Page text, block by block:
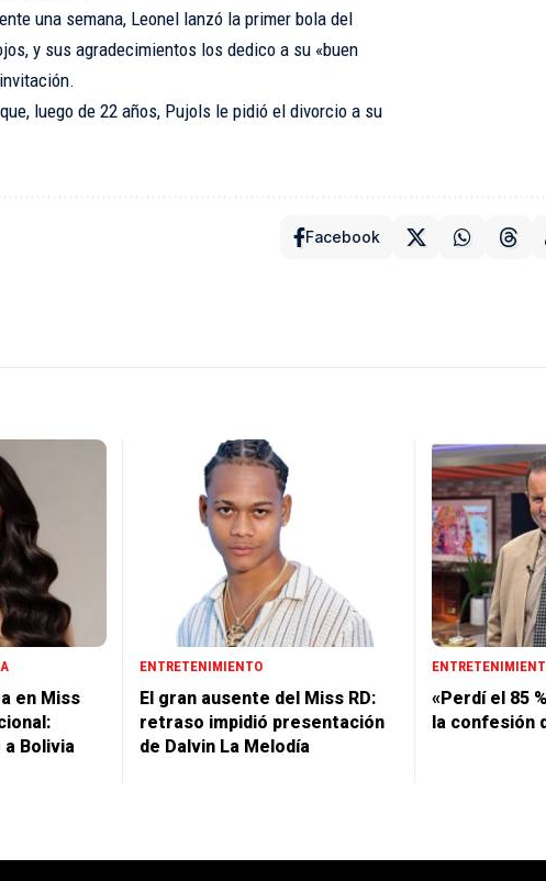
una semana, Leonel lanzó la primer bola del
y sus agradecimientos los dedico a su «buen
luego de 22 años, Pujols le pidió el divorcio a su
Facebook
en Miss
a Bolivia
ENTRETENIMIENTO
El gran ausente del Miss RD:
retraso impidió presentación
de Dalvin La Melodía
«Perdí el 85
la confesión